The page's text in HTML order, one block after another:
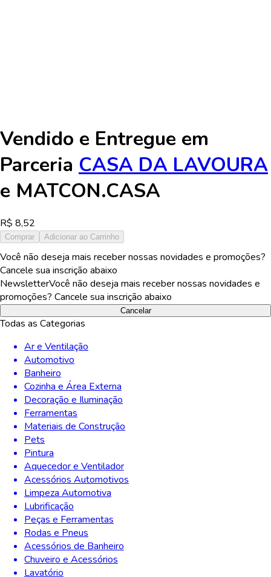
Vendido e Entregue em
Parceria CASA DA LAVOURA
e MATCON.CASA
R$ 8,52
Comprar Adicionar ao Carrinho
Você não deseja mais receber nossas novidades e promoções?
Cancele sua inscrição abaixo
NewsletterVocê não deseja mais receber nossas novidades e
promoções? Cancele sua inscrição abaixo
Cancelar
Todas as Categorias
Ar e Ventilação
Automotivo
Banheiro
Cozinha e Área Externa
Decoração e Iluminação
Ferramentas
Materiais de Construção
Pets
Pintura
Aquecedor e Ventilador
Acessórios Automotivos
Limpeza Automotiva
Lubrificação
Peças e Ferramentas
Rodas e Pneus
Acessórios de Banheiro
Chuveiro e Acessórios
Lavatório